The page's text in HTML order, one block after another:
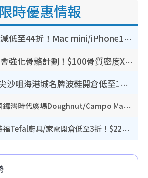
時優惠情報
豐澤優惠勁減低至44折！Mac mini/iPhone17Pro大減價！廚房家電$220起
港大推賽馬會強化骨骼計劃！$100骨質密度X光檢查 完成免費運動訓練送超市禮券！附參加資格
開倉優惠 | 尖沙咀海港城名牌波鞋開倉低至1折！On鞋$899起／Joy&Peace鞋履$98起
開倉優惠｜銅鑼灣時代廣場Doughnut/Campo Marzio開倉低至1折！背囊、書包、手袋劈價$200起
廚具開倉｜特福Tefal廚具/家電開倉低至3折！$220起買平底鍋/炒鑊/湯煲！電飯煲/吸塵機/燙斗$418起